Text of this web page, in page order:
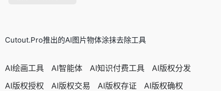
Cutout.Pro推出的AI图片物体涂抹去除工具
AI绘画工具 AI智能体 AI知识付费工具
AI版权分发
AI版权授权
AI版权交易 AI版权存证
AI版权确权